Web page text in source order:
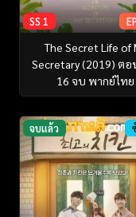
SS 1
The Secret Life of
Secretary (2019) ต
16 จบ พากย์ไทย
จบแล้ว